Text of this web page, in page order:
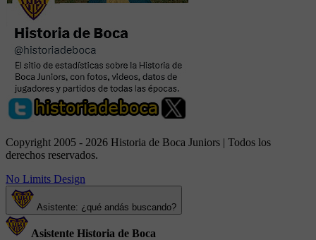
Copyright 2005 - 2026 Historia de Boca Juniors | Todos los
derechos reservados.
No Limits Design
Asistente: ¿qué andás buscando?
Asistente Historia de Boca